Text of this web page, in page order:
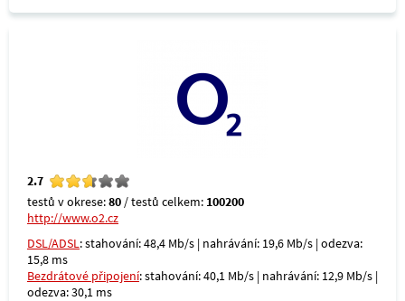
2.7
testů v okrese:80 / testů celkem: 100200
http://www.o2.cz
DSL/ADSL: stahování: 48,4 Mb/s | nahrávání: 19,6 Mb/s | odezva:
15,8 ms
Bezdrátové připojení: stahování: 40,1 Mb/s | nahrávání: 12,9 Mb/s |
odezva: 30,1 ms